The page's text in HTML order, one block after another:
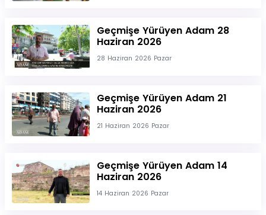
Geçmişe Yürüyen Adam 28
Haziran 2026
28 Haziran 2026 Pazar
Geçmişe Yürüyen Adam 21
Haziran 2026
21 Haziran 2026 Pazar
Geçmişe Yürüyen Adam 14
Haziran 2026
14 Haziran 2026 Pazar